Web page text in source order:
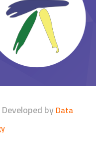
Developed byData